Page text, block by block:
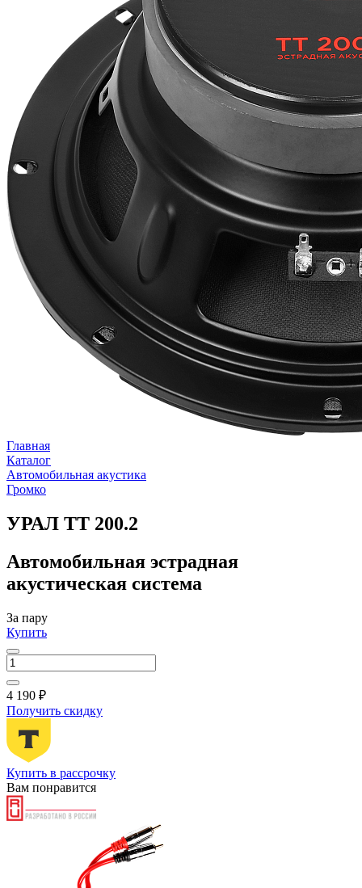
Главная
Каталог
Автомобильная акустика
Громко
УРАЛ ТТ 200.2
Автомобильная эстрадная
акустическая система
За пару
Купить
4 190 ₽
Получить скидку
Купить в рассрочку
Вам понравится